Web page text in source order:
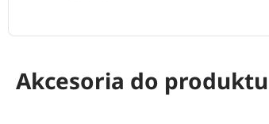
Akcesoria do produktu